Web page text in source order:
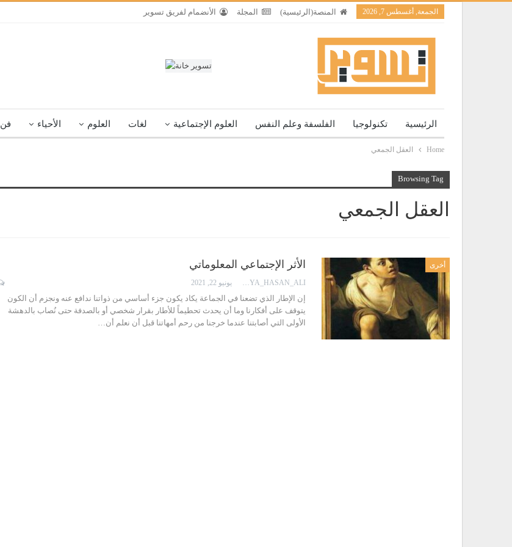
الجمعة, أغسطس 7, 2026 المنصة(الرئيسية) المجلة الأنضمام لفريق تسوير
الرئيسية تكنولوجيا الفلسفة وعلم النفس العلوم الإجتماعية لغات العلوم الأحياء فن
Home العقل الجمعي
Browsing Tag
العقل الجمعي
أخرى الأثر الإجتماعي المعلوماتي
يونيو 22, 2021
إن الإطار الذي تضعنا في الجماعة يكاد يكون جزء أساسي من ذواتنا ندافع عنه ونجزم أن الكون
يتوقف على أفكارنا وما أن يحدث تحطيماً للأطار بقرار شخصي أو بالصدفة حتى نُصاب بالدهشة
الأولى التي أصابتنا عندما خرجنا من رحم أمهاتنا قبل أن نعلم أن…